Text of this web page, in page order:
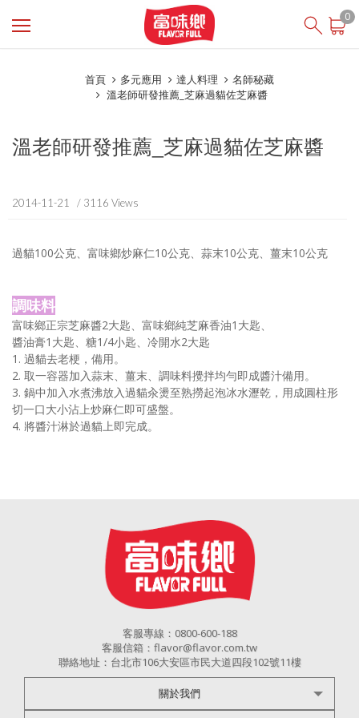
0
登入
投資人專區
線上購物
芝初SesaOle
首頁 多元應用 達人料理
名師秘藏
溫老師研發推薦_芝麻過貓佐芝麻醬
溫老師研發推薦_芝麻過貓佐芝麻醬
2014-11-21 / 3116 Views
過貓100公克、富味鄉炒麻仁10公克、蒜末10公克、薑末10公克
調味料
富味鄉正宗芝麻醬2大匙、富味鄉純芝麻香油1大匙、
醬油膏1大匙、糖1/4小匙、冷開水2大匙
1. 過貓去老梗，備用。
2. 取一容器加入蒜末、薑末、調味料攪拌均勻即成醬汁備用。
3. 鍋中加入水煮沸放入過貓汆燙至熟撈起泡冰水瀝乾，用成圓柱形
切一口大小沾上炒麻仁即可盛盤。
4. 將醬汁淋於過貓上即完成。
客服專線：0800-600-188
客服信箱：flavor@flavor.com.tw
聯絡地址：台北市106大安區市民大道四段102號11樓
關於我們